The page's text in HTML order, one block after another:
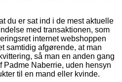
du er sat ind i de mest aktuelle
med transaktionen, som
internet webshoppen
samtidig afgørende, at man
så man en anden gang
Naberrie, uden hensyn
til en mand eller kvinde.